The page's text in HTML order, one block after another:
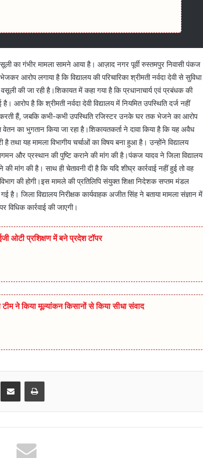
का गंभीर मामला सामने आया है। आज़ाद नगर पूर्वी रुस्तमपुर निवासी पंकज
आरोप लगाया है कि विद्यालय की परिचारिका श्रीमती नर्वदा देवी से सुविधा
की जा रही है।शिकायत में कहा गया है कि प्रधानाचार्य एवं प्रबंधक की
आरोप है कि श्रीमती नर्वदा देवी विद्यालय में नियमित उपस्थिति दर्ज नहीं
हैं, जबकि कभी-कभी उपस्थिति रजिस्टर उनके घर तक भेजने का आरोप
का भुगतान किया जा रहा है।शिकायतकर्ता ने दावा किया है कि यह अवैध
यह मामला विभागीय चर्चाओं का विषय बना हुआ है। उन्होंने विद्यालय
और प्रस्थान की पुष्टि कराने की मांग की है।पंकज यादव ने जिला विद्यालय
मांग की है। साथ ही चेतावनी दी है कि यदि शीघ्र कार्रवाई नहीं हुई तो वह
की होगी।इस मामले की प्रतिलिपि संयुक्त शिक्षा निदेशक सप्तम मंडल
जिला विद्यालय निरीक्षक कार्यवाहक अजीत सिंह ने बताया मामला संज्ञान में
कार्रवाई की जाएगी।
ओटी प्रशिक्षण में बने प्रदेश टॉपर
ने किया मूल्यांकन किसानों से किया सीधा संवाद
Share via Email Print